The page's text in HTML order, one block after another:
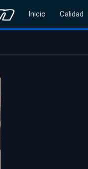
Inicio Calidad